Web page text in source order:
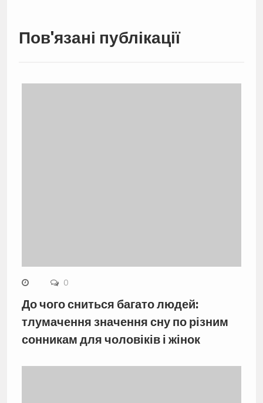
Пов'язані публікації
0
До чого сниться багато людей:
тлумачення значення сну по різним
сонникам для чоловіків і жінок